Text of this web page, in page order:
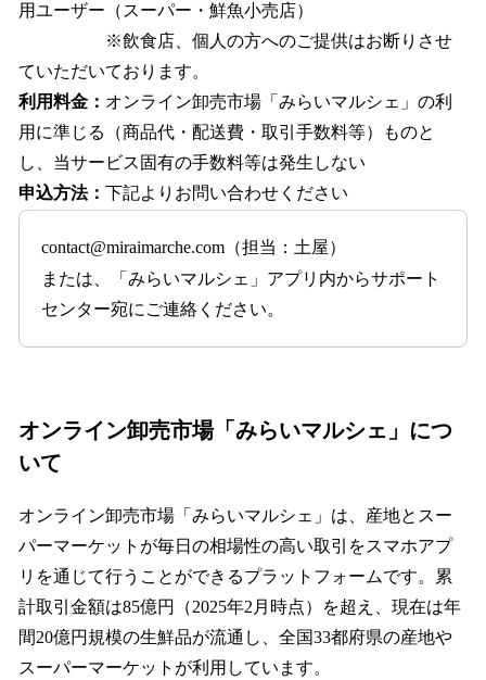
⽤ユーザー（スーパー・鮮⿂⼩売店）
※飲⾷店、個⼈の⽅へのご提供はお断りさせ
ていただいております。
利⽤料⾦： オンライン卸売市場「みらいマルシェ」の利
⽤に準じる（商品代・配送費・取引⼿数料等）ものと
し、当サービス固有の⼿数料等は発⽣しない
申込⽅法： 下記よりお問い合わせください
contact@miraimarche.com（担当：⼟屋）
または、「みらいマルシェ」アプリ内からサポート
センター宛にご連絡ください。
オンライン卸売市場「みらいマルシェ」につ
いて
オンライン卸売市場「みらいマルシェ」は、産地とスー
パーマーケットが毎⽇の相場性の⾼い取引をスマホアプ
リを通じて⾏うことができるプラットフォームです。累
計取引⾦額は85億円（2025年2⽉時点）を超え、現在は年
間20億円規模の⽣鮮品が流通し、全国33都府県の産地や
スーパーマーケットが利⽤しています。